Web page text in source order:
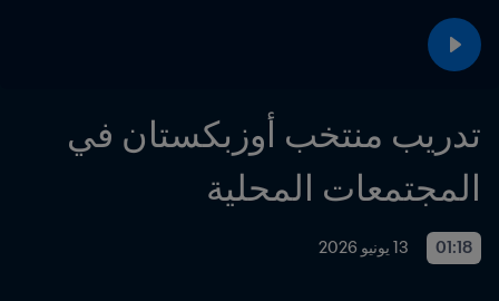
المجتمعات المحلية
01:18 13 يونيو 2026